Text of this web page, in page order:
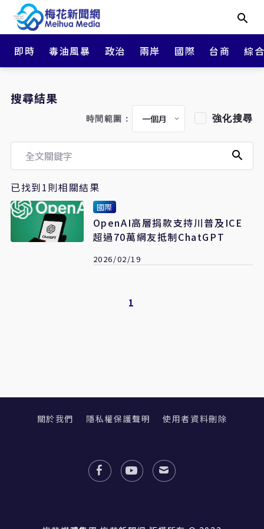
即時 毒油風暴 政治 兩岸 國際 台商 綜
搜尋結果
時間範圍： 強化搜尋
已找到1則相關結果
國際
OpenAI高層捐款支持川普及ICE
超過70萬網友抵制ChatGPT
2026/02/19
1
關於我們 隱私權保護聲明 使用者資料刪除